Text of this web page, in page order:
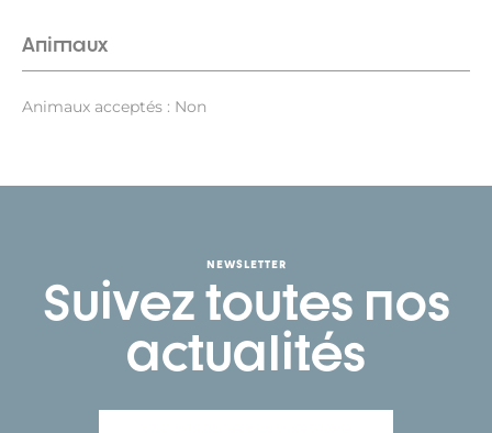
Animaux
Animaux acceptés : Non
NEWSLETTER
Suivez toutes nos
actualités